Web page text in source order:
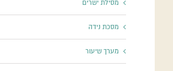
מסילת ישרים
מסכת נידה
מערך שיעור